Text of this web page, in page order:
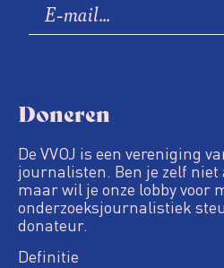
Doneren
De VVOJ is een vereniging
journalisten. Ben je zelf
maar wil je onze lobby voor
onderzoeksjournalistiek
donateur.
Definitie